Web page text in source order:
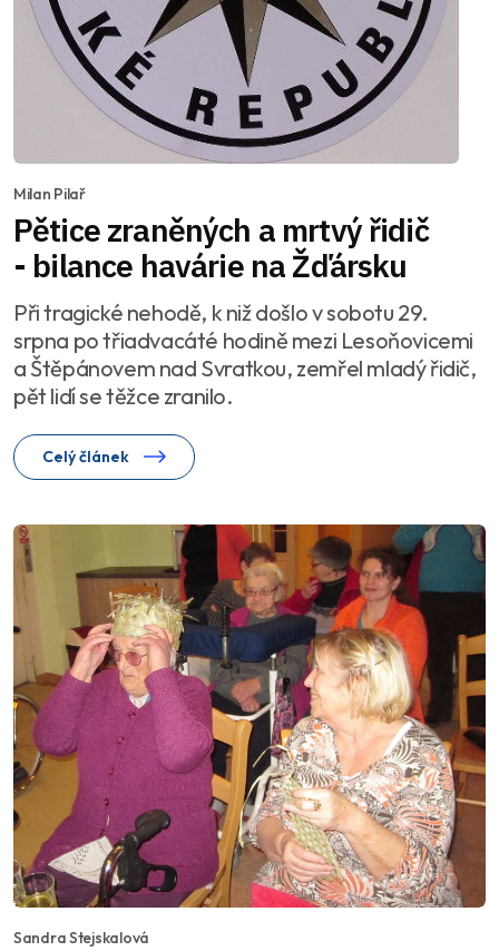
Milan Pilař
Pětice zraněných a mrtvý řidič
- bilance havárie na Žďársku
Při tragické nehodě, k niž došlo v sobotu 29.
srpna po třiadvacáté hodině mezi Lesoňovicemi
a Štěpánovem nad Svratkou, zemřel mladý řidič,
pět lidí se těžce zranilo.
Celý článek
Sandra Stejskalová